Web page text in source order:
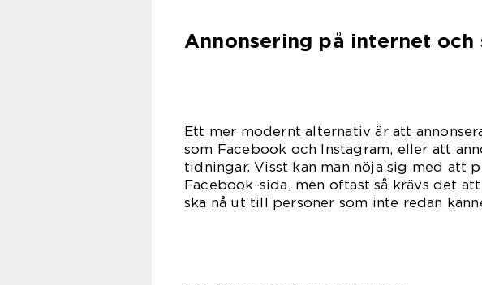
Annonsering på internet och
Ett mer modernt alternativ är att
som Facebook och Instagram, eller att
tidningar. Visst kan man nöja sig med att
Facebook-sida, men oftast så krävs det
ska nå ut till personer som inte redan